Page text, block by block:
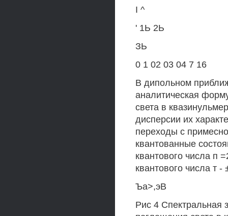
I ^
' 1Ь 2Ь
ЗЬ
0 1 02 03 04 7 16
В дипольном
аналитическая
света в
дисперсии их
переходы с
квантованные
квантового числа п
квантового числа т -
Ъа>,эВ
Рис 4 Спектральная